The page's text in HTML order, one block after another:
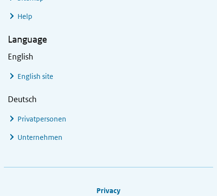
Help
Language
English
English site
Deutsch
Privatpersonen
Unternehmen
Privacy